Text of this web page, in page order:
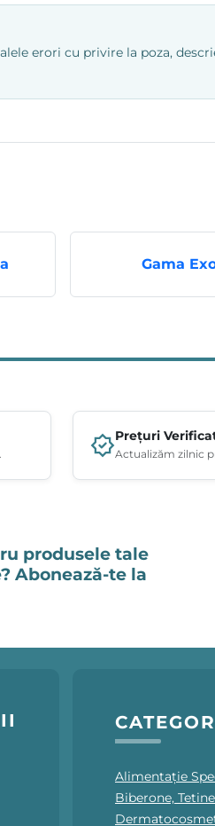
erori cu privire la poza,
Gama
Prețuri
Actualizăm zilnic
produsele tale
Abonează-te la
Alimentație
Biberone,